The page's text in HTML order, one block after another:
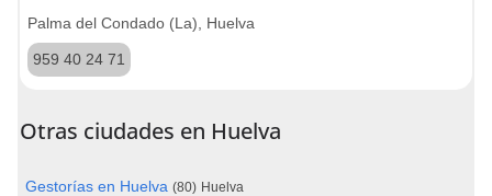
Palma del Condado (La), Huelva
959 40 24 71
Otras ciudades en Huelva
Gestorías en Huelva (80) Huelva